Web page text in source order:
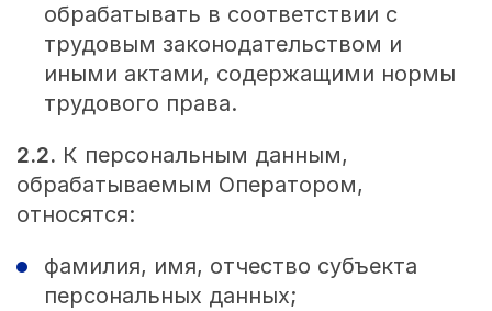
обрабатывать в соответствии с
трудовым законодательством и
иными актами, содержащими нормы
трудового права.
2.2. К персональным данным,
обрабатываемым Оператором,
относятся:
фамилия, имя, отчество субъекта
персональных данных;